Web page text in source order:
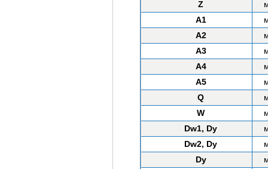
Z
A1
A2
A3
A4
A5
Q
W
Dw1, Dy
Dw2, Dy
Dy